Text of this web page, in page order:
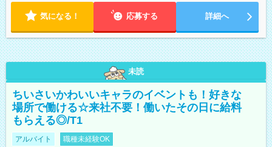
気になる！ 応募する 詳細へ
未読
ちいさいかわいいキャラのイベントも！好きな
場所で働ける☆来社不要！働いたその日に給料
もらえる◎/T1
アルバイト 職種未経験OK